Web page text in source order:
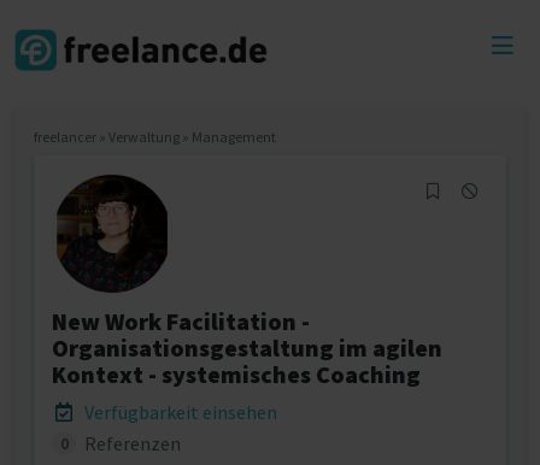
freelancer » Verwaltung » Management
New Work Facilitation -
Organisationsgestaltung im agilen
Kontext - systemisches Coaching
Verfügbarkeit einsehen
0 Referenzen